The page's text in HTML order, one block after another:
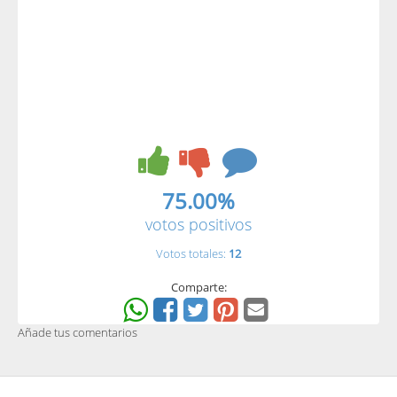
75.00%
votos positivos
Votos totales: 12
Comparte:
Añade tus comentarios